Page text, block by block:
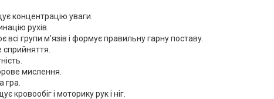
концентрацію уваги.
рухів.
всі групи м'язів і формує правильну гарну поставу.
сприйняття.
мислення.
гра.
кровообіг і моторику рук і ніг.